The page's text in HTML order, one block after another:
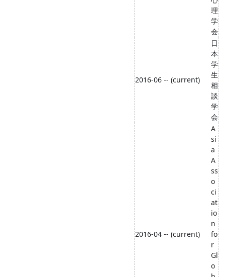
理
学
会
2016-06 -- (current)
日
本
学
生
相
談
学
会
2016-04 -- (current)
A
si
a
A
ss
o
ci
at
io
n
fo
r
Gl
o